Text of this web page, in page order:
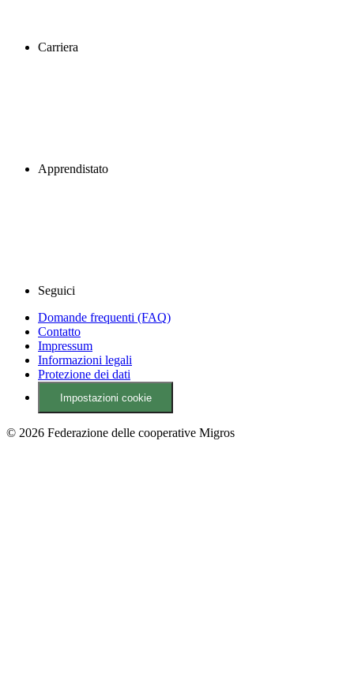
Carriera
Apprendistato
Seguici
Domande frequenti (FAQ)
Contatto
Impressum
Informazioni legali
Protezione dei dati
Impostazioni cookie
© 2026 Federazione delle cooperative Migros